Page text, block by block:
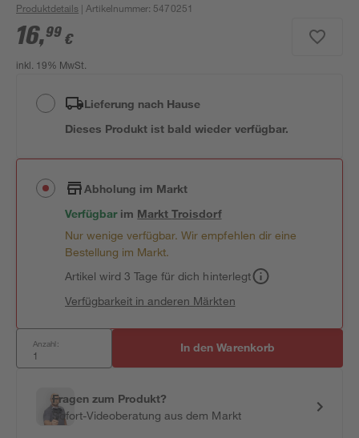
Produktdetails | Artikelnummer: 5470251
16,99 €
inkl. 19% MwSt.
Lieferung nach Hause
Dieses Produkt ist bald wieder verfügbar.
Abholung im Markt
Verfügbar im MarktTroisdorf
Nur wenige verfügbar. Wir empfehlen dir eine
Bestellung im Markt.
Artikel wird 3 Tage für dich hinterlegt
Verfügbarkeit in anderen Märkten
Anzahl: In den Warenkorb
Fragen zum Produkt?
Sofort-Videoberatung aus dem Markt